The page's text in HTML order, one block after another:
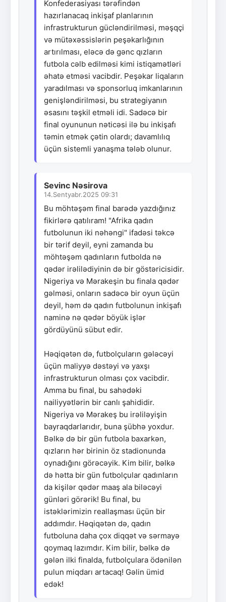
Konfederasiyası tərəfindən
hazırlanacaq inkişaf planlarının
infrastrukturun gücləndirilməsi, məşqçi
və mütəxəssislərin peşəkarlığının
artırılması, eləcə də gənc qızların
futbola cəlb edilməsi kimi istiqamətləri
əhatə etməsi vacibdir. Peşəkar liqaların
yaradılması və sponsorluq imkanlarının
genişləndirilməsi, bu strategiyanın
əsasını təşkil etməli idi. Sadəcə bir
final oyununun nəticəsi ilə bu inkişafı
təmin etmək çətin olardı; davamlılıq
üçün sistemli yanaşma tələb olunur.
Sevinc Nəsirova
14.Sentyabr.2025 09:31
Bu möhtəşəm final barədə yazdığınız
fikirlərə qatılıram! "Afrika qadın
futbolunun iki nəhəngi" ifadəsi təkcə
bir tərif deyil, eyni zamanda bu
möhtəşəm qadınların futbolda nə
qədər irəlilədiyinin də bir göstəricisidir.
Nigeriya və Mərakeşin bu finala qədər
gəlməsi, onların sadəcə bir oyun üçün
deyil, həm də qadın futbolunun inkişafı
naminə nə qədər böyük işlər
gördüyünü sübut edir.
Həqiqətən də, futbolçuların gələcəyi
üçün maliyyə dəstəyi və yaxşı
infrastrukturun olması çox vacibdir.
Amma bu final, bu sahədəki
nailiyyətlərin bir canlı şahididir.
Nigeriya və Mərakeş bu irəliləyişin
bayraqdarlarıdır, buna şübhə yoxdur.
Bəlkə də bir gün futbola baxarkən,
qızların hər birinin öz stadionunda
oynadığını görəcəyik. Kim bilir, bəlkə
də hətta bir gün futbolçular qadınların
da kişilər qədər maaş ala biləcəyi
günləri görərik! Bu final, bu
istəklərimizin reallaşması üçün bir
addımdır. Həqiqətən də, qadın
futboluna daha çox diqqət və sərmayə
qoymaq lazımdır. Kim bilir, bəlkə də
gələn ilki finalda, futbolçulara ödənilən
pulun miqdarı artacaq! Gəlin ümid
edək!